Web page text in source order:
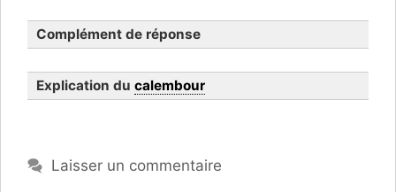
Complément de réponse
Explication du calembour
Laisser un commentaire